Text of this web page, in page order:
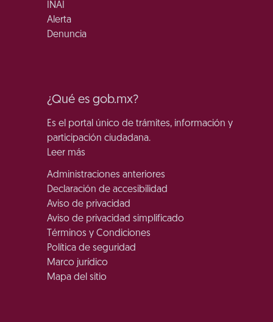
INAI
Alerta
Denuncia
¿Qué es gob.mx?
Es el portal único de trámites, información y
participación ciudadana.
Leer más
Administraciones anteriores
Declaración de accesibilidad
Aviso de privacidad
Aviso de privacidad simplificado
Términos y Condiciones
Política de seguridad
Marco jurídico
Mapa del sitio